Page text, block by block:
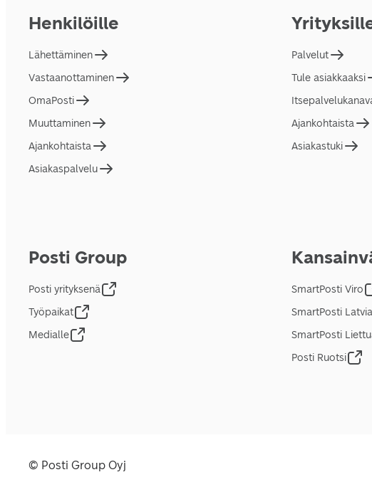
Henkilöille
Lähettäminen
Vastaanottaminen
OmaPosti
Muuttaminen
Ajankohtaista
Asiakaspalvelu
Palvelut
Tule asiakkaaksi
Ajankohtaista
Asiakastuki
Posti Group
Posti yrityksenä
Työpaikat
Medialle
SmartPosti Viro
SmartPosti Latvia
SmartPosti
Posti Ruotsi
© Posti Group Oyj